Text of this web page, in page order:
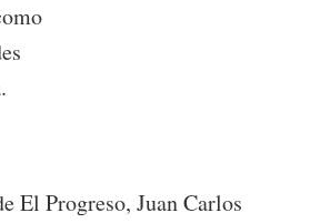
El Progreso, Juan Carlos